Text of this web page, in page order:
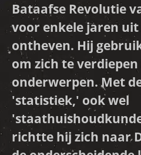
Bataafse Revolutie
voor enkele jaren
ontheven. Hij
om zich te
onderwerpen. Met
'statistiek,' ook wel
richtte hij zich naar